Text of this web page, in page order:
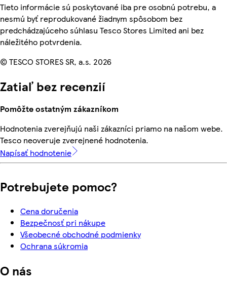
Tieto informácie sú poskytované iba pre osobnú potrebu, a
nesmú byť reprodukované žiadnym spôsobom bez
predchádzajúceho súhlasu Tesco Stores Limited ani bez
náležitého potvrdenia.
© TESCO STORES SR, a.s. 2026
Zatiaľ bez recenzií
Pomôžte ostatným zákazníkom
Hodnotenia zverejňujú naši zákazníci priamo na našom webe.
Tesco neoveruje zverejnené hodnotenia.
Napísať hodnotenie
Potrebujete pomoc?
Cena doručenia
Bezpečnosť pri nákupe
Všeobecné obchodné podmienky
Ochrana súkromia
O nás